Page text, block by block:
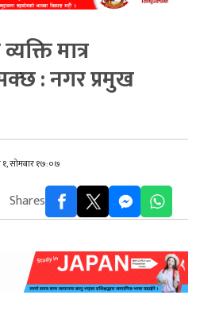
मात्र
: नगर प्रमुख
सोमबार १७:०७
Shares